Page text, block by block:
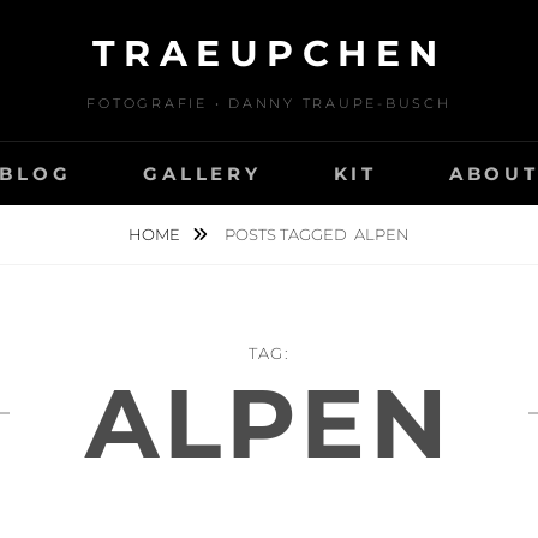
TRAEUPCHEN
FOTOGRAFIE • DANNY TRAUPE-BUSCH
BLOG GALLERY KIT ABOUT
HOME POSTS TAGGED ALPEN
TAG:
ALPEN